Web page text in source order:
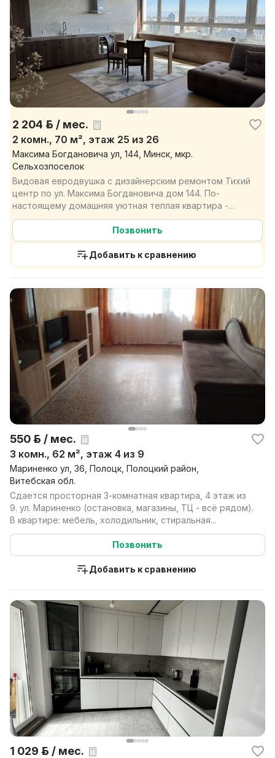
2 204 р. / мес.
2 комн., 70 м², этаж 25 из 26
Максима Богдановича ул, 144, Минск, мкр.
Сельхозпоселок
Видовая евродвушка с дизайнерским ремонтом Тихий
центр по ул. Максима Богдановича дом 144. По-
настоящему домашняя уютная теплая квартира -
солнечная ...
Позвонить
Добавить к сравнению
550 р. / мес.
3 комн., 62 м², этаж 4 из 9
Мариненко ул, 36, Полоцк, Полоцкий район,
Витебская обл.
Сдается просторная 3-комнатная квартира, 4 этаж из
9. ул. Мариненко (остановка, магазины, ТЦ - всё рядом).
В квартире: мебель, холодильник, стиральная...
Позвонить
Добавить к сравнению
1 029 р. / мес.